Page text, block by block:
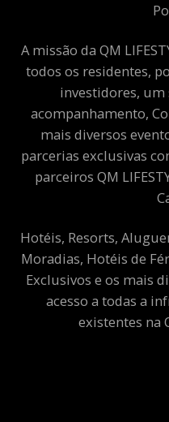
A missão da QM
todos os residentes,
investidores, um
acompanhamento,
mais diversos
parcerias exclusivas
parceiros QM
Hotéis, Resorts,
Moradias, Hotéis de
Exclusivos e os mais
acesso a todas a
existentes na